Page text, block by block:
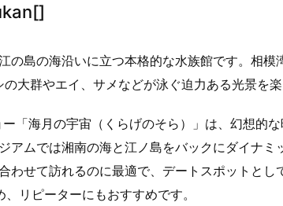
の島の海沿いに立つ本格的な水族館です。相模
大群やエイ、サメなどが泳ぐ迫力ある光景を楽
「海月の宇宙（くらげのそら）」は、幻想的
ムでは湘南の海と江ノ島をバックにダイナミ
せて訪れるのに最適で、デートスポットとし
リピーターにもおすすめです。